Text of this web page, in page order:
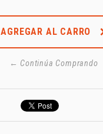
AGREGAR AL CARRO
← Continúa Comprando